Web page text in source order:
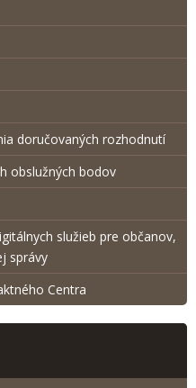
doručovaných rozhodnutí
obslužných bodov
služieb pre občanov,
správy
Centra